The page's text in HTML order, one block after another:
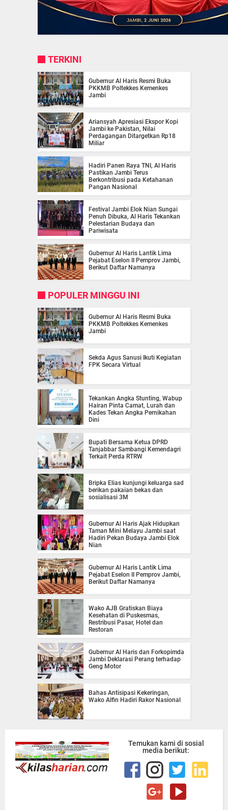
TERKINI
Gubernur Al Haris Resmi Buka
PKKMB Poltekkes Kemenkes
Jambi
Ariansyah Apresiasi Ekspor Kopi
Jambi ke Pakistan, Nilai
Perdagangan Ditargetkan Rp18
Miliar
Hadiri Panen Raya TNI, Al Haris
Pastikan Jambi Terus
Berkontribusi pada Ketahanan
Pangan Nasional
Festival Jambi Elok Nian Sungai
Penuh Dibuka, Al Haris Tekankan
Pelestarian Budaya dan
Pariwisata
Gubernur Al Haris Lantik Lima
Pejabat Eselon II Pemprov Jambi,
Berikut Daftar Namanya
POPULER MINGGU INI
Gubernur Al Haris Resmi Buka
PKKMB Poltekkes Kemenkes
Jambi
Sekda Agus Sanusi Ikuti Kegiatan
FPK Secara Virtual
Tekankan Angka Stunting, Wabup
Hairan Pinta Camat, Lurah dan
Kades Tekan Angka Pernikahan
Dini
Bupati Bersama Ketua DPRD
Tanjabbar Sambangi Kemendagri
Terkait Perda RTRW
Bripka Elias kunjungi keluarga sad
berikan pakaian bekas dan
sosialisasi 3M
Gubernur Al Haris Ajak Hidupkan
Taman Mini Melayu Jambi saat
Hadiri Pekan Budaya Jambi Elok
Nian
Gubernur Al Haris Lantik Lima
Pejabat Eselon II Pemprov Jambi,
Berikut Daftar Namanya
Wako AJB Gratiskan Biaya
Kesehatan di Puskesmas,
Restribusi Pasar, Hotel dan
Restoran
Gubernur Al Haris dan Forkopimda
Jambi Deklarasi Perang terhadap
Geng Motor
Bahas Antisipasi Kekeringan,
Wako Alfin Hadiri Rakor Nasional
Temukan kami di sosial
media berikut: